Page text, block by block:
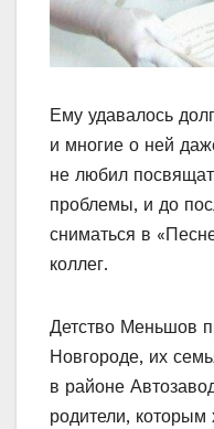
Ему удавалось
и многие о ней
не любил
проблемы, и до
сниматься в
коллег.
Детство Меньшов
Новгороде, их
в районе
родители, которым